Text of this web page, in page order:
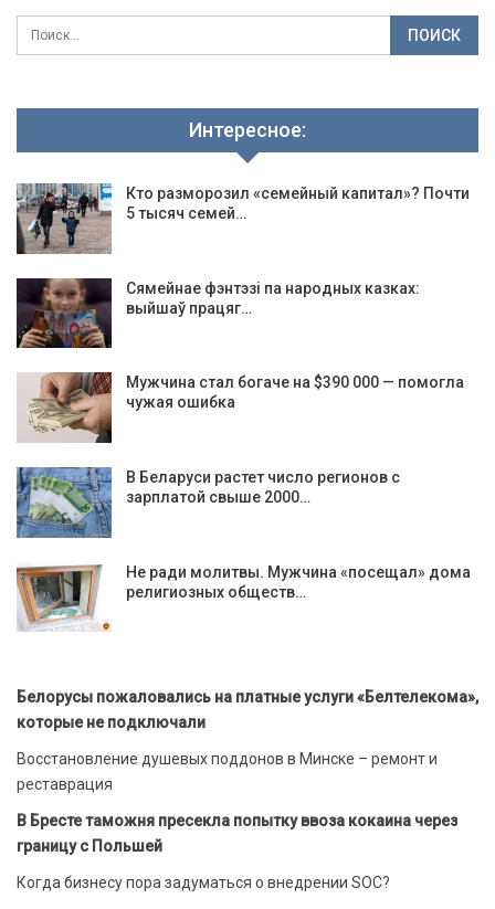
Интересное:
Кто разморозил «семейный капитал»? Почти
5 тысяч семей…
Сямейнае фэнтэзі па народных казках:
выйшаў працяг…
Мужчина стал богаче на $390 000 — помогла
чужая ошибка
В Беларуси растет число регионов с
зарплатой свыше 2000…
Не ради молитвы. Мужчина «посещал» дома
религиозных обществ…
Белорусы пожаловались на платные услуги «Белтелекома»,
которые не подключали
Восстановление душевых поддонов в Минске – ремонт и
реставрация
В Бресте таможня пресекла попытку ввоза кокаина через
границу с Польшей
Когда бизнесу пора задуматься о внедрении SOC?